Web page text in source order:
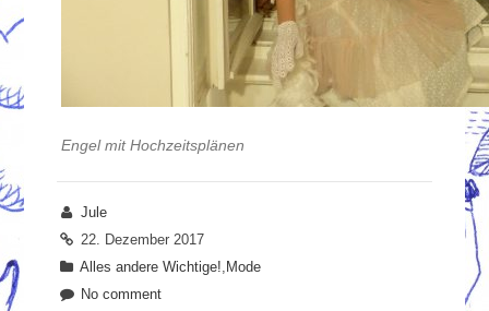
Engel mit Hochzeitsplänen
Jule
22. Dezember 2017
Alles andere Wichtige! Mode
No comment